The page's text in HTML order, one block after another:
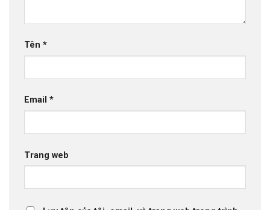
Tên *
Email *
Trang web